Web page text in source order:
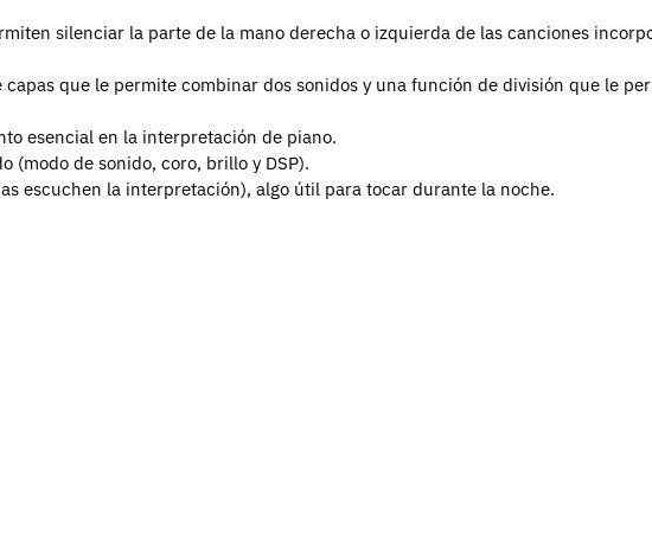
silenciar la parte de la mano derecha o izquierda de las canciones
que le permite combinar dos sonidos y una función de división que le
esencial en la interpretación de piano.
(modo de sonido, coro, brillo y DSP).
escuchen la interpretación), algo útil para tocar durante la noche.